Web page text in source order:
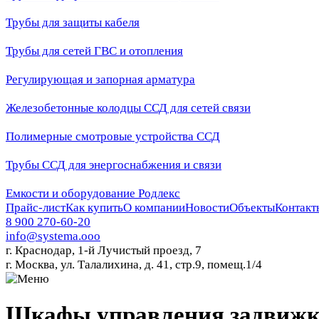
Трубы для защиты кабеля
Трубы для сетей ГВС и отопления
Регулирующая и запорная арматура
Железобетонные колодцы ССД для сетей связи
Полимерные смотровые устройства ССД
Трубы ССД для энергоснабжения и связи
Емкости и оборудование Родлекс
Прайс-листКак купитьО компанииНовостиОбъекты
8 900 270-60-20
info@systema.ooo
г. Краснодар, 1-й Лучистый проезд, 7
г. Москва, ул. Талалихина, д. 41, стр.9, помещ.1/4